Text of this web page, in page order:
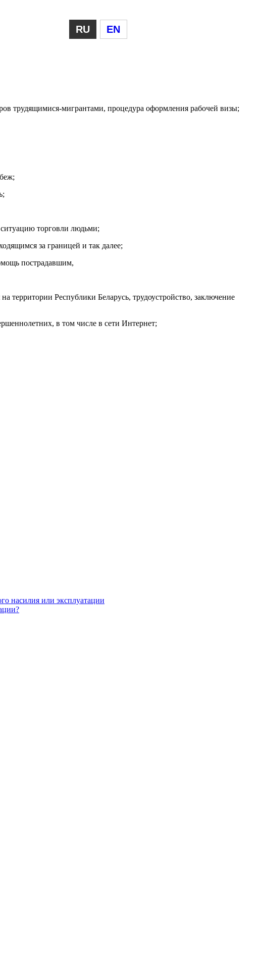
RU EN
трудящимися-мигрантами, процедура оформления рабочей визы;
торговли людьми;
за границей и так далее;
пострадавшим,
территории Республики Беларусь, трудоустройство, заключение
в том числе в сети Интернет;
насилия или эксплуатации